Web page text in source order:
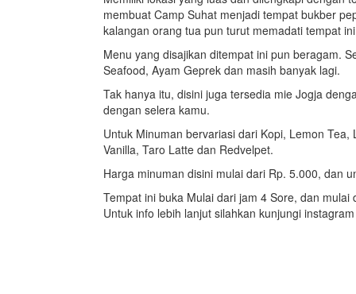
membuat Camp Suhat menjadi tempat bukber
kalangan orang tua pun turut memadati tempat
Menu yang disajikan ditempat ini pun beragam.
Seafood, Ayam Geprek dan masih banyak lagi.
Tak hanya itu, disini juga tersedia mie Jogja
dengan selera kamu.
Untuk Minuman bervariasi dari Kopi, Lemon
Vanilla, Taro Latte dan Redvelpet.
Harga minuman disini mulai dari Rp. 5.000, dan
Tempat ini buka Mulai dari jam 4 Sore, dan
Untuk info lebih lanjut silahkan kunjungi